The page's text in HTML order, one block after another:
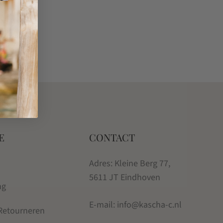
CONTACT
Adres: Kleine Berg 77,
5611 JT Eindhoven
E-mail: info@kascha-c.nl